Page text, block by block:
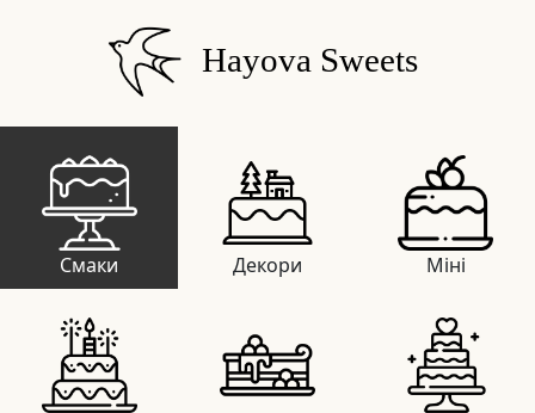
Hayova Sweets
Смаки Декори Міні